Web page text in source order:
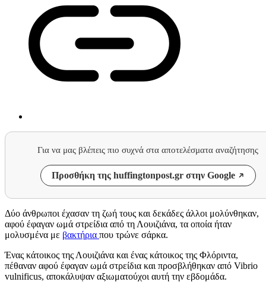
Για να μας βλέπεις πιο συχνά στα αποτελέσματα αναζήτησης
Προσθήκη της huffingtonpost.gr στην Google
Δύο άνθρωποι έχασαν τη ζωή τους και δεκάδες άλλοι μολύνθηκαν,
αφού έφαγαν ωμά στρείδια από τη Λουιζιάνα, τα οποία ήταν
μολυσμένα με βακτήρια που τρώνε σάρκα.
Ένας κάτοικος της Λουιζιάνα και ένας κάτοικος της Φλόριντα,
πέθαναν αφού έφαγαν ωμά στρείδια και προσβλήθηκαν από Vibrio
vulnificus, αποκάλυψαν αξιωματούχοι αυτή την εβδομάδα.